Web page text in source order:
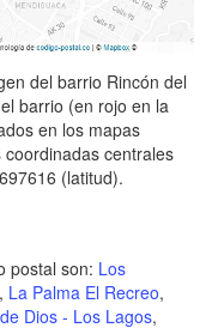
del barrio Rincón del
barrio (en rojo en la
en los mapas
centrales
(latitud).
postal son: Los
, La Palma El Recreo,
Dios - Los Lagos,